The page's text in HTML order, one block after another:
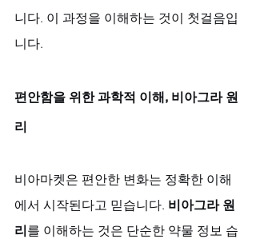
니다. 이 과정을 이해하는 것이 첫걸음입
니다.
편안함을 위한 과학적 이해, 비아그라 원
리
비아마켓은 편안한 변화는 정확한 이해
에서 시작된다고 믿습니다. 비아그라 원
리를 이해하는 것은 단순한 약물 정보 습